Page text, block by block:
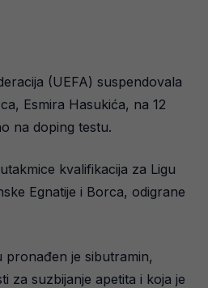
(UEFA) suspendovala
Esmira Hasukića, na 12
na doping testu.
kvalifikacija za Ligu
Egnatije i Borca, odigrane
je sibutramin,
za suzbijanje apetita i koja je